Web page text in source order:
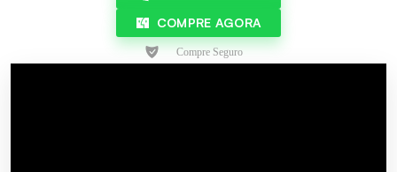
COMPRE AGORA